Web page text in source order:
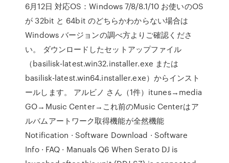
6月12日 対応OS：Windows 7/8/8.1/10 お使いのOS
が 32bit と 64bit のどちらかわからない場合は
Windows バージョンの調べ方よりご確認くださ
い。 ダウンロードしたセットアップファイル
（basilisk-latest.win32.installer.exe または
basilisk-latest.win64.installer.exe）からインスト
ールします。 アルビノ さん（1件）itunes→media
GO→Music Center→これ前のMusic Centerはア
ルバムアートワーク取得機能が全然機能
Notification · Software Download · Software
Info · FAQ · Manuals Q6 When Serato DJ is